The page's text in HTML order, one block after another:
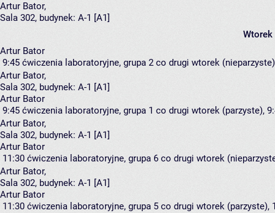
Artur Bator,
Sala 302, budynek: A-1 [A1]
Wtorek
Artur Bator
9:45 ćwiczenia laboratoryjne, grupa 2 co drugi wtorek
Artur Bator,
Sala 302, budynek: A-1 [A1]
Artur Bator
9:45 ćwiczenia laboratoryjne, grupa 1 co drugi wtorek (parzyste),
Artur Bator,
Sala 302, budynek: A-1 [A1]
Artur Bator
11:30 ćwiczenia laboratoryjne, grupa 6 co drugi wtorek
Artur Bator,
Sala 302, budynek: A-1 [A1]
Artur Bator
11:30 ćwiczenia laboratoryjne, grupa 5 co drugi wtorek (parzyste),